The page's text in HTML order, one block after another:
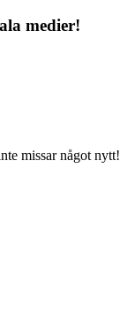
medier!
missar något nytt!